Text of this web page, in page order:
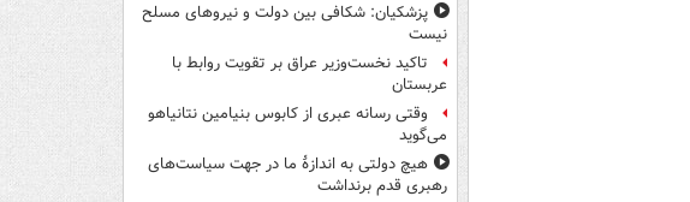
پزشکیان: شکافی بین دولت و نیروهای مسلح
نیست
تاکید نخست‌وزیر عراق بر تقویت روابط با
عربستان
وقتی رسانه عبری از کابوس بنیامین نتانیاهو
می‌گوید
هیچ دولتی به اندازۀ ما در جهت سیاست‌های
رهبری قدم برنداشت